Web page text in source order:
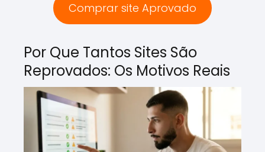
Comprar site Aprovado
Por Que Tantos Sites São
Reprovados: Os Motivos Reais